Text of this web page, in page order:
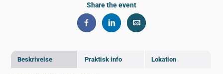
Beskrivelse Praktisk info Lokation
Share the event